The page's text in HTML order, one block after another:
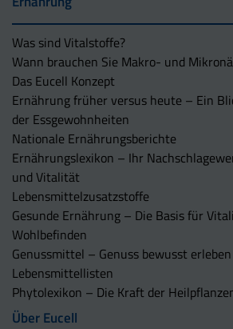
Was sind Vitalstoffe?
Wann brauchen Sie Makro- und
Das Eucell Konzept
Ernährung früher versus heute – Ein
der Essgewohnheiten
Nationale Ernährungsberichte
Ernährungslexikon – Ihr
und Vitalität
Lebensmittelzusatzstoffe
Gesunde Ernährung – Die Basis für
Wohlbefinden
Genussmittel – Genuss bewusst erleben
Lebensmittellisten
Phytolexikon – Die Kraft der
Über Eucell